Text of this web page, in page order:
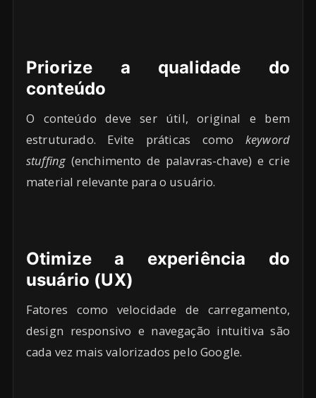
Priorize a qualidade do
conteúdo
O conteúdo deve ser útil, original e bem
estruturado. Evite práticas como keyword
stuffing (enchimento de palavras-chave) e crie
material relevante para o usuário.
Otimize a experiência do
usuário (UX)
Fatores como velocidade de carregamento,
design responsivo e navegação intuitiva são
cada vez mais valorizados pelo Google.